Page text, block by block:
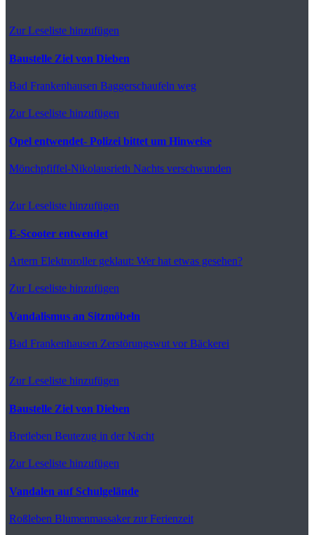
Zur Leseliste hinzufügen
Baustelle Ziel von Dieben
Bad Frankenhausen Baggerschaufeln weg
Zur Leseliste hinzufügen
Opel entwendet- Polizei bittet um Hinweise
Mönchpfiffel-Nikolausrieth Nachts verschwunden
Zur Leseliste hinzufügen
E-Scooter entwendet
Artern Elektroroller geklaut: Wer hat etwas gesehen?
Zur Leseliste hinzufügen
Vandalismus an Sitzmöbeln
Bad Frankenhausen Zerstörungswut vor Bäckerei
Zur Leseliste hinzufügen
Baustelle Ziel von Dieben
Bretleben Beutezug in der Nacht
Zur Leseliste hinzufügen
Vandalen auf Schulgelände
Roßleben Blumenmassaker zur Ferienzeit